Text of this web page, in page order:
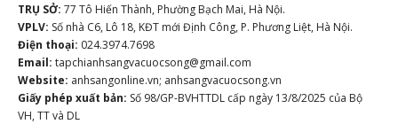
TRỤ SỞ: 77 Tô Hiến Thành, Phường Bạch Mai, Hà Nội.
VPLV: Số nhà C6, Lô 18, KĐT mới Định Công, P. Phương Liệt, Hà Nội.
Điện thoại: 024.3974.7698
Email: tapchianhsangvacuocsong@gmail.com
Website: anhsangonline.vn; anhsangvacuocsong.vn
Giấy phép xuất bản: Số 98/GP-BVHTTDL cấp ngày 13/8/2025 của Bộ
VH, TT và DL